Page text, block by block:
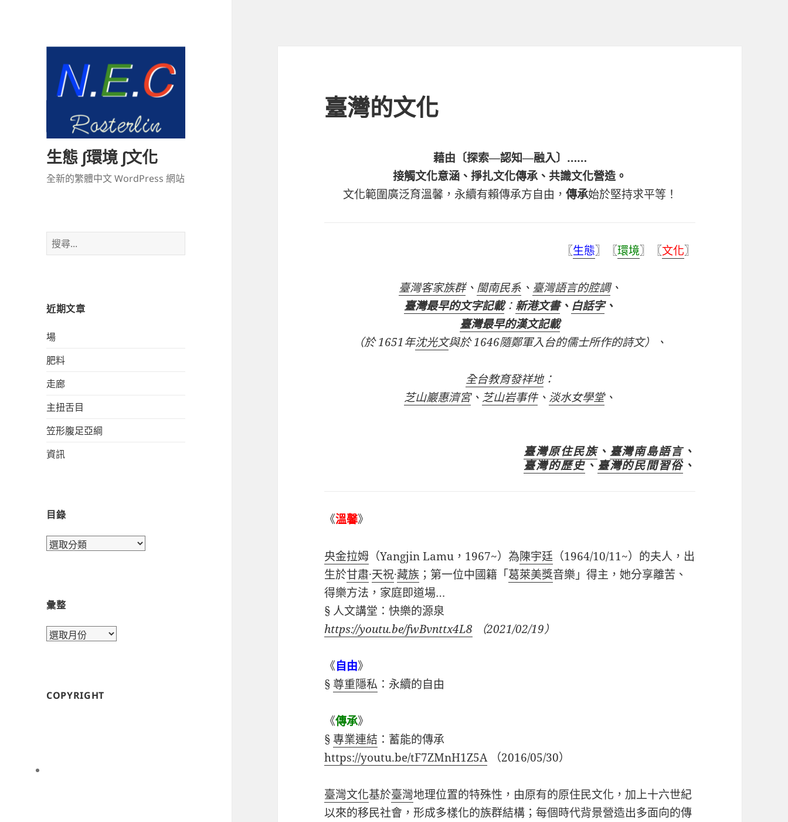
生態 ∫環境 ∫文化
全新的繁體中文 WordPress 網站
搜
尋
近期文章
場
肥料
走廊
主扭舌目
笠形腹足亞綱
資訊
目錄
目
彙整
彙
COPYRIGHT
臺灣的文化
藉由〔探索—認知—融入〕……
接觸文化意涵、掙扎文化傳承、共識文化營造。
文化範圍廣泛育溫馨，永續有賴傳承方自由， 傳承始於堅持求平等！
〖生態〗〖環境〗〖文化〗
臺灣客家族群、 閩南民系、 臺灣語言的腔調、
臺灣最早的文字記載： 新港文書、 白話字、
臺灣最早的漢文記載
（於 1651年沈光文與於 1646隨鄭軍入台的儒士所作的詩文）、
全台教育發祥地：
芝山巖惠濟宮、 芝山岩事件、 淡水女學堂、
臺灣原住民族、 臺灣南島語言、
臺灣的歷史、 臺灣的民間習俗、
《溫馨》
央金拉姆 （Yangjin Lamu，1967~）為陳宇廷 （1964/10/11~）的夫人，出
生於甘肅·天祝·藏族 ；第一位中國籍「葛萊美獎音樂」得主，她分享離苦、
得樂方法，家庭即道場…
§ 人文講堂：快樂的源泉
https://youtu.be/fwBvnttx4L8
（2021/02/19）
《自由》
§尊重隱私 ：永續的自由
《傳承》
§專業連結 ：蓄能的傳承
https://youtu.be/tF7ZMnH1Z5A（2016/05/30）
臺灣文化基於臺灣地理位置的特殊性，由原有的原住民文化，加上十六世紀
以來的移民社會，形成多樣化的族群結構；每個時代背景營造出多面向的傳